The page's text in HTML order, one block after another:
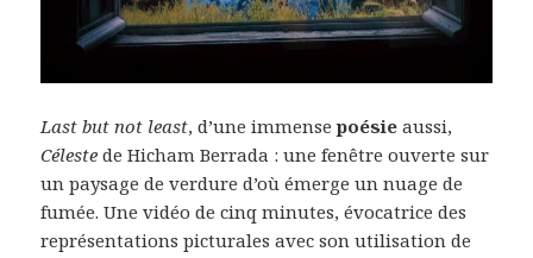
Last but not least, d’une immensepoésie aussi,
Céleste de Hicham Berrada : une fenêtre ouverte sur
un paysage de verdure d’où émerge un nuage de
fumée. Une vidéo de cinq minutes, évocatrice des
représentations picturales avec son utilisation de